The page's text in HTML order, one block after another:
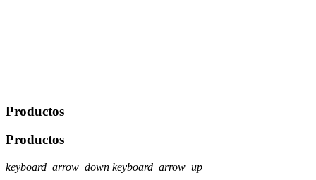
Productos
Productos
keyboard_arrow_down keyboard_arrow_up